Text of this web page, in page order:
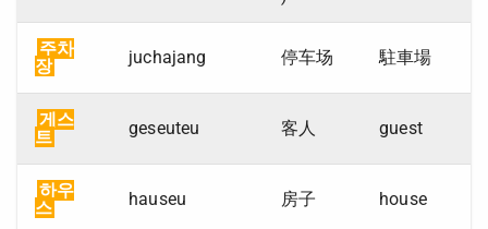
주차
장
juchajang 停车场 駐車場
게스
트
geseuteu 客人 guest
하우
스
hauseu 房子 house